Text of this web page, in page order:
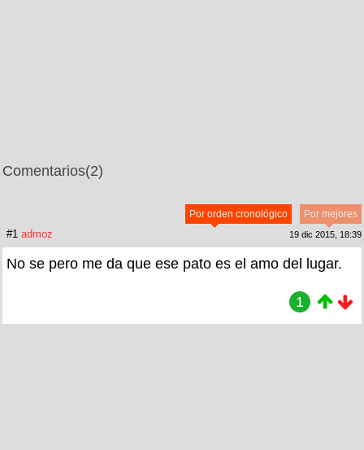
Comentarios(2)
Por mejores
Por orden cronológico
#1 admoz 19 dic 2015, 18:39
No se pero me da que ese pato es el amo del lugar.
1